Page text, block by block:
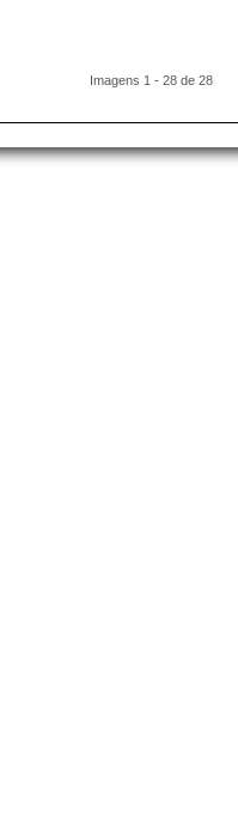
Imagens 1 - 28 de 28